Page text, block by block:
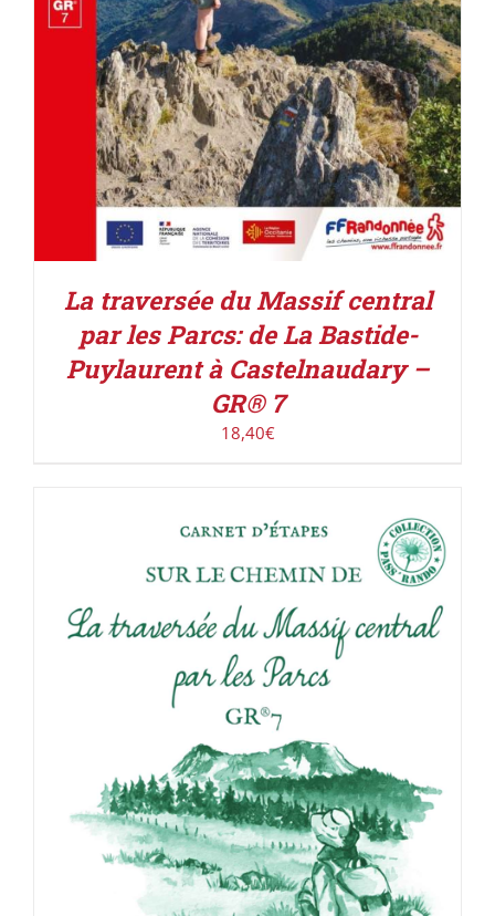
La traversée du Massif central
par les Parcs: de La Bastide-
Puylaurent à Castelnaudary –
GR® 7
18,40€
ACHETER LE PRODUIT / DÉTAILS